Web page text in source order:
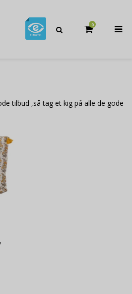
0
tilbud ,så tag et kig på alle de gode